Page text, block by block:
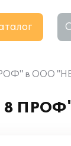
ПРОФ" в
8